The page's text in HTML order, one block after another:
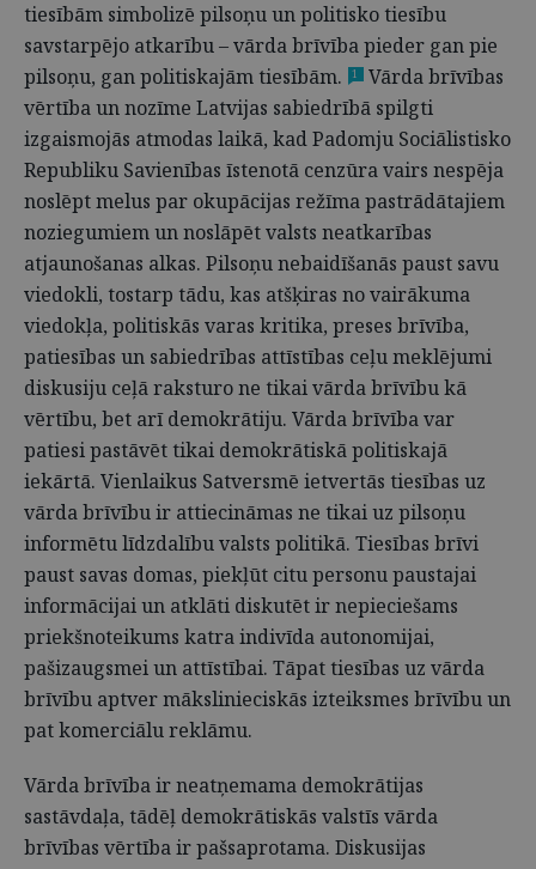
tiesībām simbolizē pilsoņu un politisko tiesību
savstarpējo atkarību – vārda brīvība pieder gan pie
pilsoņu, gan politiskajām tiesībām.
1
Vārda brīvības
vērtība un nozīme Latvijas sabiedrībā spilgti
izgaismojās atmodas laikā, kad Padomju Sociālistisko
Republiku Savienības īstenotā cenzūra vairs nespēja
noslēpt melus par okupācijas režīma pastrādātajiem
noziegumiem un noslāpēt valsts neatkarības
atjaunošanas alkas. Pilsoņu nebaidīšanās paust savu
viedokli, tostarp tādu, kas atšķiras no vairākuma
viedokļa, politiskās varas kritika, preses brīvība,
patiesības un sabiedrības attīstības ceļu meklējumi
diskusiju ceļā raksturo ne tikai vārda brīvību kā
vērtību, bet arī demokrātiju. Vārda brīvība var
patiesi pastāvēt tikai demokrātiskā politiskajā
iekārtā. Vienlaikus Satversmē ietvertās tiesības uz
vārda brīvību ir attiecināmas ne tikai uz pilsoņu
informētu līdzdalību valsts politikā. Tiesības brīvi
paust savas domas, piekļūt citu personu paustajai
informācijai un atklāti diskutēt ir nepieciešams
priekšnoteikums katra indivīda autonomijai,
pašizaugsmei un attīstībai. Tāpat tiesības uz vārda
brīvību aptver mākslinieciskās izteiksmes brīvību un
pat komerciālu reklāmu.
Vārda brīvība ir neatņemama demokrātijas
sastāvdaļa, tādēļ demokrātiskās valstīs vārda
brīvības vērtība ir pašsaprotama. Diskusijas